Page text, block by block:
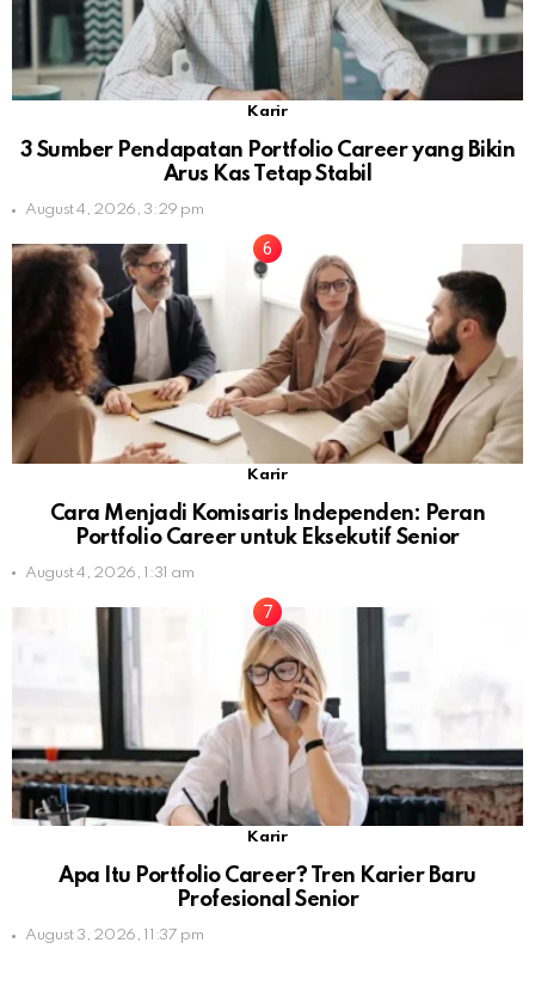
Karir
3 Sumber Pendapatan Portfolio Career yang Bikin
Arus Kas Tetap Stabil
August 4, 2026, 3:29 pm
Karir
Cara Menjadi Komisaris Independen: Peran
Portfolio Career untuk Eksekutif Senior
August 4, 2026, 1:31 am
Karir
Apa Itu Portfolio Career? Tren Karier Baru
Profesional Senior
August 3, 2026, 11:37 pm